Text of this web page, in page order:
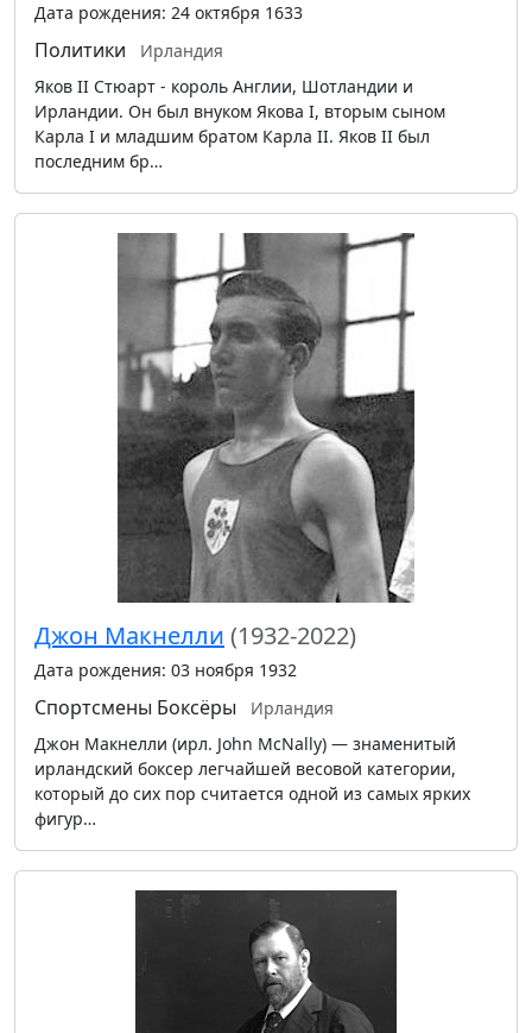
Дата рождения: 24 октября 1633
Политики
Ирландия
Яков II Стюарт - король Англии, Шотландии и
Ирландии. Он был внуком Якова I, вторым сыном
Карла I и младшим братом Карла II. Яков II был
последним бр…
Джон Макнелли (1932-2022)
Дата рождения: 03 ноября 1932
Спортсмены Боксёры
Ирландия
Джон Макнелли (ирл. John McNally) — знаменитый
ирландский боксер легчайшей весовой категории,
который до сих пор считается одной из самых ярких
фигур…